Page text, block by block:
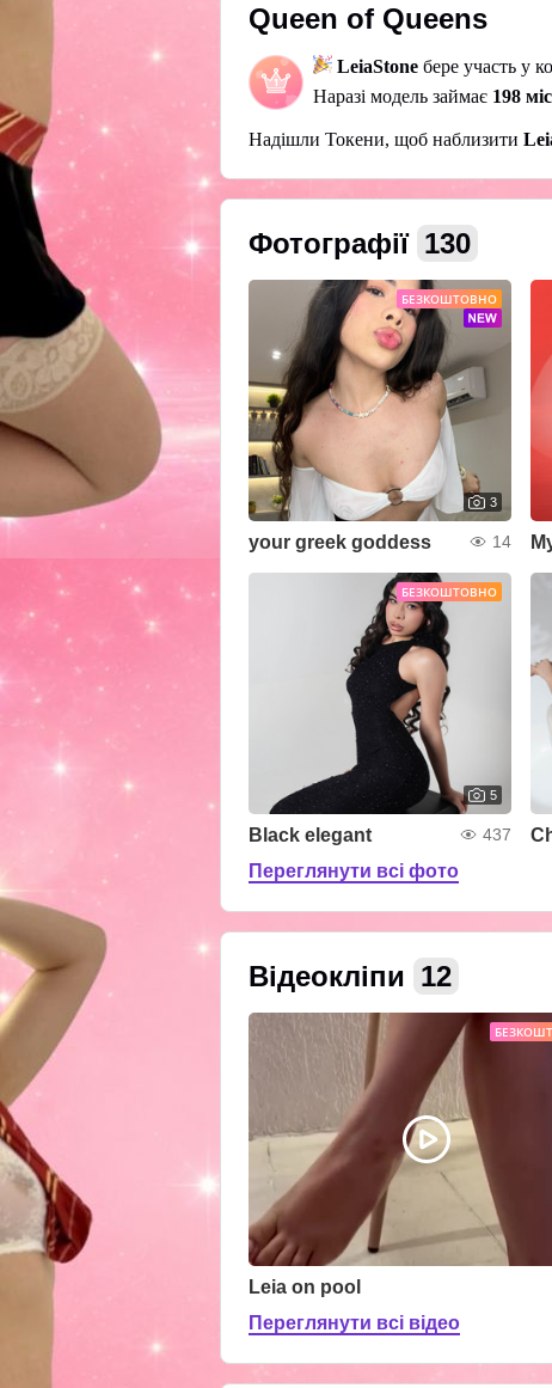
Queen of Queens
LeiaStone бере участь у
Наразі модель займає 198
Надішли Токени, щоб наблизити
Фотографії 130
БЕЗКОШТОВНО
3
your greek goddess 14
БЕЗКОШТОВНО
5
Black elegant 437
Переглянути всі фото
Відеокліпи 12
Leia on pool
Переглянути всі відео